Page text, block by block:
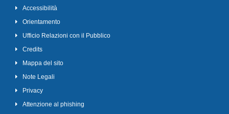
Accessibilità
Orientamento
Ufficio Relazioni con il Pubblico
Credits
Mappa del sito
Note Legali
Privacy
Attenzione al phishing